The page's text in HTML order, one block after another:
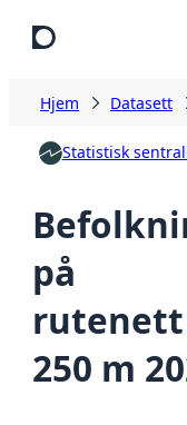
Hjem Datasett
Statistisk
på
rutenett
250 m